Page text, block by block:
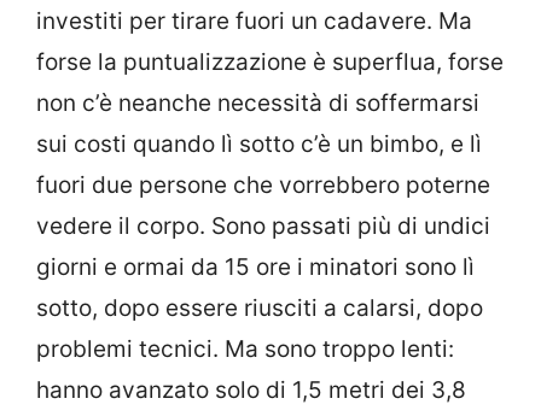
investiti per tirare fuori un cadavere. Ma
forse la puntualizzazione è superflua, forse
non c’è neanche necessità di soffermarsi
sui costi quando lì sotto c’è un bimbo, e lì
fuori due persone che vorrebbero poterne
vedere il corpo. Sono passati più di undici
giorni e ormai da 15 ore i minatori sono lì
sotto, dopo essere riusciti a calarsi, dopo
problemi tecnici. Ma sono troppo lenti:
hanno avanzato solo di 1,5 metri dei 3,8